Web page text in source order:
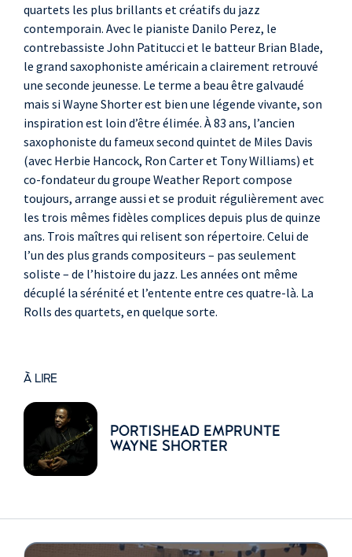
quartets les plus brillants et créatifs du jazz
contemporain. Avec le pianiste Danilo Perez, le
contrebassiste John Patitucci et le batteur Brian Blade,
le grand saxophoniste américain a clairement retrouvé
une seconde jeunesse. Le terme a beau être galvaudé
mais si Wayne Shorter est bien une légende vivante, son
inspiration est loin d’être élimée. À 83 ans, l’ancien
saxophoniste du fameux second quintet de Miles Davis
(avec Herbie Hancock, Ron Carter et Tony Williams) et
co-fondateur du groupe Weather Report compose
toujours, arrange aussi et se produit régulièrement avec
les trois mêmes fidèles complices depuis plus de quinze
ans. Trois maîtres qui relisent son répertoire. Celui de
l’un des plus grands compositeurs – pas seulement
soliste – de l’histoire du jazz. Les années ont même
décuplé la sérénité et l’entente entre ces quatre-là. La
Rolls des quartets, en quelque sorte.
À LIRE
PORTISHEAD EMPRUNTE
WAYNE SHORTER